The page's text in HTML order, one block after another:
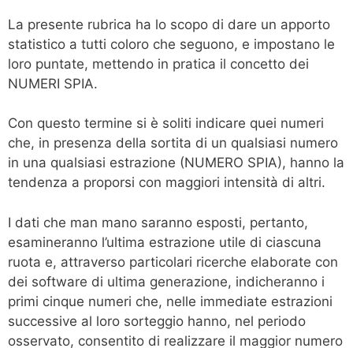
La presente rubrica ha lo scopo di dare un apporto
statistico a tutti coloro che seguono, e impostano le
loro puntate, mettendo in pratica il concetto dei
NUMERI SPIA.
Con questo termine si è soliti indicare quei numeri
che, in presenza della sortita di un qualsiasi numero
in una qualsiasi estrazione (NUMERO SPIA), hanno la
tendenza a proporsi con maggiori intensità di altri.
I dati che man mano saranno esposti, pertanto,
esamineranno l’ultima estrazione utile di ciascuna
ruota e, attraverso particolari ricerche elaborate con
dei software di ultima generazione, indicheranno i
primi cinque numeri che, nelle immediate estrazioni
successive al loro sorteggio hanno, nel periodo
osservato, consentito di realizzare il maggior numero